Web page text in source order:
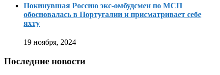
Покинувшая Россию экс-омбудсмен по МСП
обосновалась в Португалии и присматривает себе
яхту
19 ноября, 2024
Последние новости